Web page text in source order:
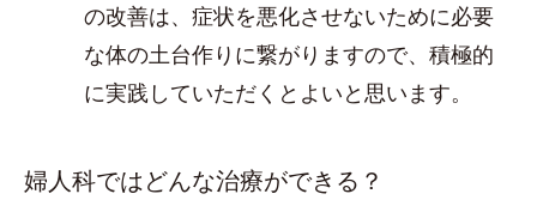
の改善は、症状を悪化させないために必要
な体の土台作りに繋がりますので、積極的
に実践していただくとよいと思います。
婦人科ではどんな治療ができる？